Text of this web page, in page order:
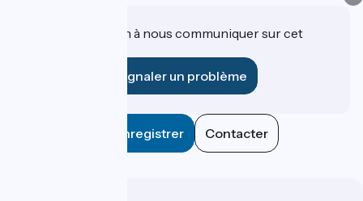
Une information à nous communiquer sur cet
Signaler un problème
Enregistrer Contacter